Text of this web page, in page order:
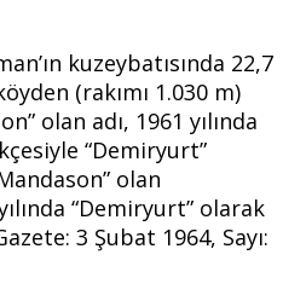
kuzeybatısında 22,7
(rakımı 1.030 m)
olan adı, 1961 yılında
“Demiryurt”
olan
“Demiryurt” olarak
3 Şubat 1964, Sayı: